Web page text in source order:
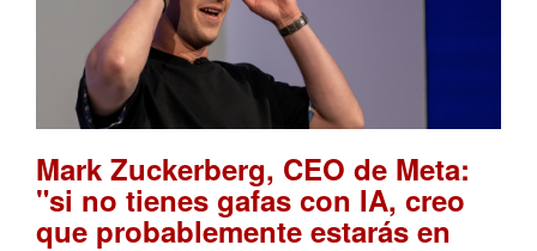
Mark Zuckerberg, CEO de Meta:
"si no tienes gafas con IA, creo
que probablemente estarás en